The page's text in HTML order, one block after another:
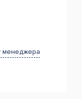
менеджера